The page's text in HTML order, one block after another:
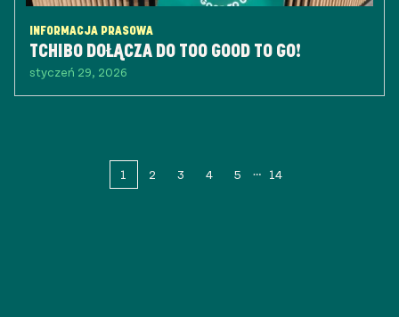
INFORMACJA PRASOWA
TCHIBO DOŁĄCZA DO TOO GOOD TO GO!
styczeń 29, 2026
1 2 3 4 5 14